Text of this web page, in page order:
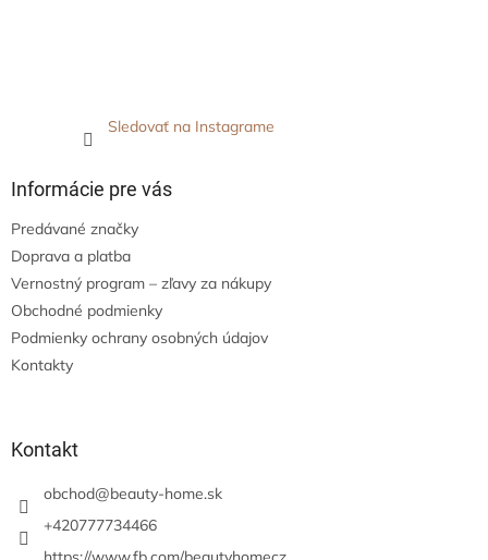
Sledovať na Instagrame
Informácie pre vás
Predávané značky
Doprava a platba
Vernostný program – zľavy za nákupy
Obchodné podmienky
Podmienky ochrany osobných údajov
Kontakty
Kontakt
obchod@beauty-home.sk
+420777734466